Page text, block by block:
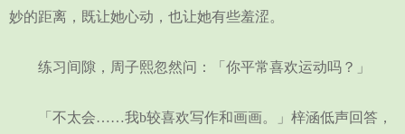
妙的距离，既让她心动，也让她有些羞涩。
练习间隙，周子熙忽然问：「你平常喜欢运动吗？」
「不太会……我b较喜欢写作和画画。」梓涵低声回答，